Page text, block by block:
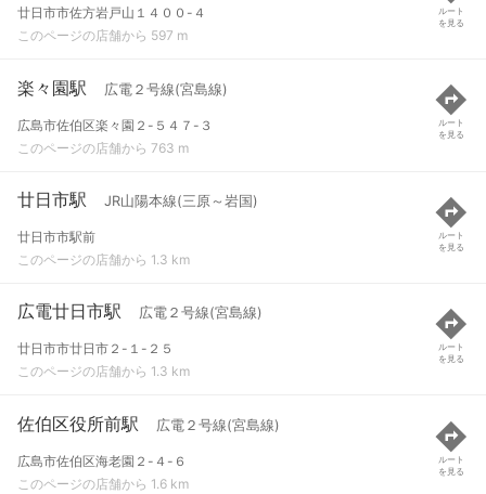
廿日市市佐方岩戸山１４００-４
このページの店舗から 597 m
ルート
を見る
楽々園駅 広電２号線(宮島線)
広島市佐伯区楽々園２-５４７-３
このページの店舗から 763 m
ルート
を見る
廿日市駅 JR山陽本線(三原～岩国)
廿日市市駅前
このページの店舗から 1.3 km
ルート
を見る
広電廿日市駅 広電２号線(宮島線)
廿日市市廿日市２-１-２５
このページの店舗から 1.3 km
ルート
を見る
佐伯区役所前駅 広電２号線(宮島線)
広島市佐伯区海老園２-４-６
このページの店舗から 1.6 km
ルート
を見る